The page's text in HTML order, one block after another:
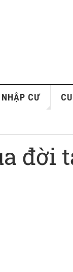
NHẬP CƯ
đời